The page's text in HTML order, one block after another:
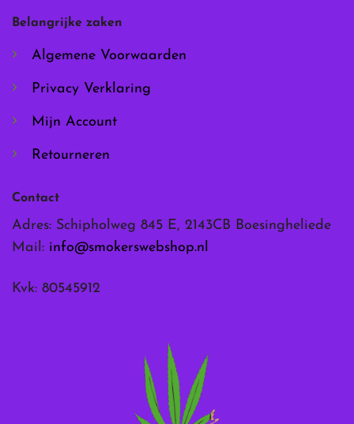
worden
op
de
productpagina
Belangrijke zaken
Algemene Voorwaarden
Privacy Verklaring
Mijn Account
Retourneren
Contact
Adres: Schipholweg 845 E, 2143CB Boesingheliede
Mail: info@smokerswebshop.nl
Kvk: 80545912